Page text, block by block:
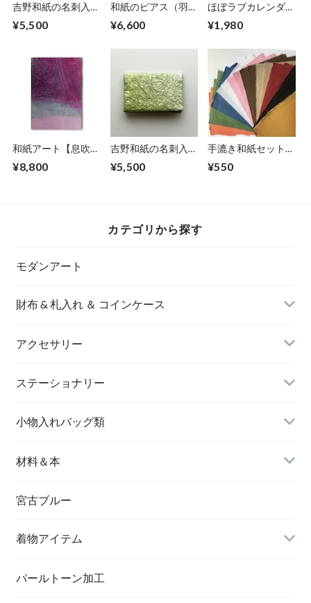
吉野和紙の名刺入れ
¥5,500
和紙のピアス（羽）
¥6,600
ほぼラブカレンダー
¥1,980
和紙アート【息吹】
¥8,800
吉野和紙の名刺入れ
¥5,500
手漉き和紙セット各
入り
¥550
カテゴリから探す
モダンアート
財布 & 札入れ ＆ コインケース
長財布
アクセサリー
イヤリング＆ピアス
バングル＆ブレスレット
ペンダント
ブローチ
ステーショナリー
名刺入れ
メッセージカード
一筆箋
小物入れバッグ類
バッグ
材料＆本
ハンドメイドキット
宮古ブルー
着物アイテム
パールトーン加工